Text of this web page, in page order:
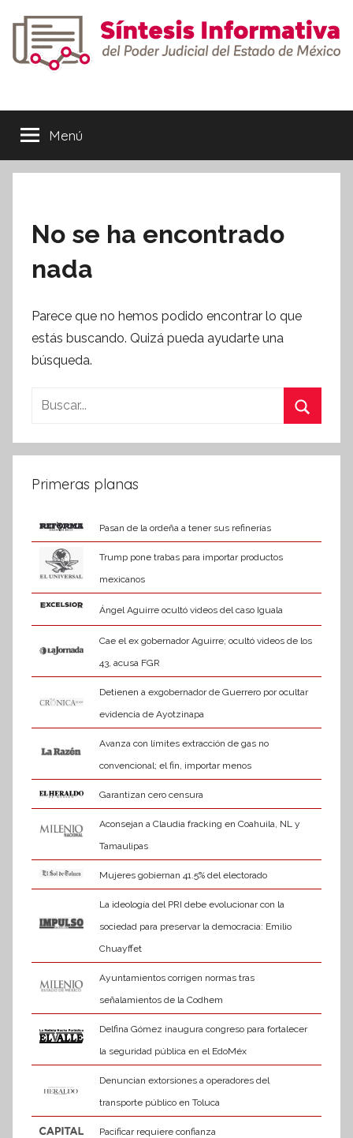
contenido
Menú
No se ha encontrado
nada
Parece que no hemos podido encontrar lo que
estás buscando. Quizá pueda ayudarte una
búsqueda.
Buscar:
Primeras planas
Pasan de la ordeña a tener sus refinerías
Trump pone trabas para importar productos
mexicanos
Ángel Aguirre ocultó videos del caso Iguala
Cae el ex gobernador Aguirre; ocultó videos de los
43, acusa FGR
Detienen a exgobernador de Guerrero por ocultar
evidencia de Ayotzinapa
Avanza con límites extracción de gas no
convencional; el fin, importar menos
Garantizan cero censura
Aconsejan a Claudia fracking en Coahuila, NL y
Tamaulipas
Mujeres gobiernan 41.5% del electorado
La ideología del PRI debe evolucionar con la
sociedad para preservar la democracia: Emilio
Chuayffet
Ayuntamientos corrigen normas tras
señalamientos de la Codhem
Delfina Gómez inaugura congreso para fortalecer
la seguridad pública en el EdoMéx
Denuncian extorsiones a operadores del
transporte público en Toluca
Pacificar requiere confianza